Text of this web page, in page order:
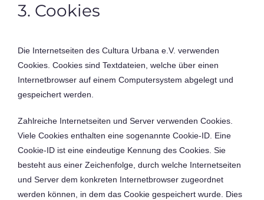
3. Cookies
Die Internetseiten des Cultura Urbana e.V. verwenden
Cookies. Cookies sind Textdateien, welche über einen
Internetbrowser auf einem Computersystem abgelegt und
gespeichert werden.
Zahlreiche Internetseiten und Server verwenden Cookies.
Viele Cookies enthalten eine sogenannte Cookie-ID. Eine
Cookie-ID ist eine eindeutige Kennung des Cookies. Sie
besteht aus einer Zeichenfolge, durch welche Internetseiten
und Server dem konkreten Internetbrowser zugeordnet
werden können, in dem das Cookie gespeichert wurde. Dies